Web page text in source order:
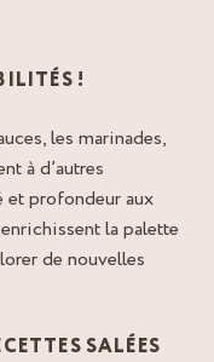
!
les marinades,
à d’autres
et profondeur aux
la palette
de nouvelles
SALÉES